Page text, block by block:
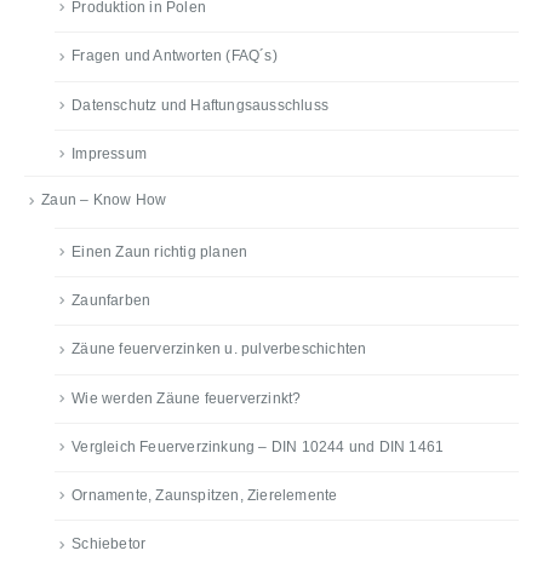
Produktion in Polen
Fragen und Antworten (FAQ´s)
Datenschutz und Haftungsausschluss
Impressum
Zaun – Know How
Einen Zaun richtig planen
Zaunfarben
Zäune feuerverzinken u. pulverbeschichten
Wie werden Zäune feuerverzinkt?
Vergleich Feuerverzinkung – DIN 10244 und DIN 1461
Ornamente, Zaunspitzen, Zierelemente
Schiebetor